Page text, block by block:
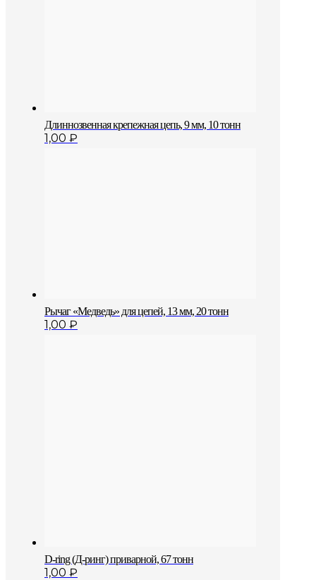
Длиннозвенная крепежная цепь, 9 мм, 10 тонн
1,00 ₽
Рычаг «Медведь» для цепей, 13 мм, 20 тонн
1,00 ₽
D-ring (Д-ринг) приварной, 67 тонн
1,00 ₽